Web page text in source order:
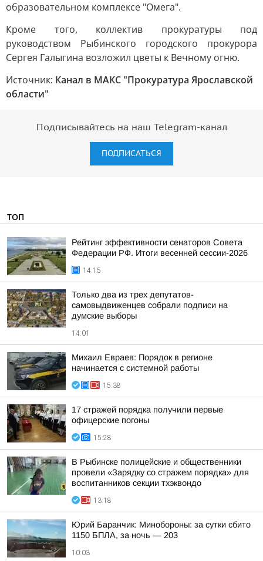
образовательном комплексе "Омега".
Кроме того, коллектив прокуратуры под
руководством Рыбинского городского прокурора
Сергея Галыгина возложил цветы к Вечному огню.
Источник: Канал в МАКС "Прокуратура Ярославской
области"
Подписывайтесь на наш Telegram-канал
ПОДПИСАТЬСЯ
ТОП
Рейтинг эффективности сенаторов Совета
Федерации РФ. Итоги весенней сессии-2026
14:15
Только два из трех депутатов-
самовыдвиженцев собрали подписи на
думские выборы
14:01
Михаил Евраев: Порядок в регионе
начинается с системной работы
15:38
17 стражей порядка получили первые
офицерские погоны
15:28
В Рыбинске полицейские и общественники
провели «Зарядку со стражем порядка» для
воспитанников секции тхэквондо
13:18
Юрий Баранчик: Минобороны: за сутки сбито
1150 БПЛА, за ночь — 203
10:03